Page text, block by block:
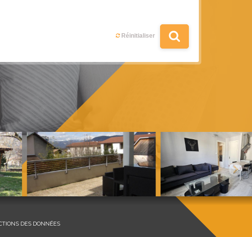
DES DONNÉES